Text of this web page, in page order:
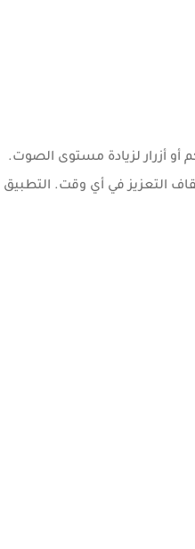
أزرار لزيادة مستوى الصوت.
التعزيز في أي وقت. التطبيق